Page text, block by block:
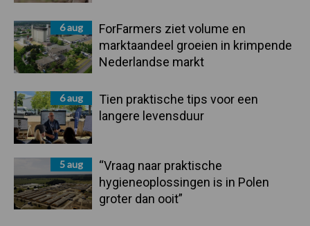
6 aug
ForFarmers ziet volume en
marktaandeel groeien in krimpende
Nederlandse markt
6 aug
Tien praktische tips voor een
langere levensduur
5 aug
“Vraag naar praktische
hygieneoplossingen is in Polen
groter dan ooit”